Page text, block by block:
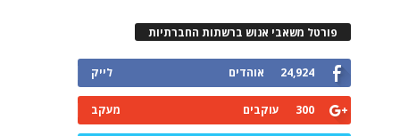
פורטל משאבי אנוש ברשתות החברתיות
24,924 אוהדים לייק
300 עוקבים מעקב